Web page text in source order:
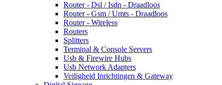
Router - Dsl / Isdn - Draadloos
Router - Gsm / Umts - Draadloos
Router - Wireless
Routers
Splitters
Terminal & Console Servers
Usb & Firewire Hubs
Usb Network Adapters
Veiligheid Inrichtingen & Gateway